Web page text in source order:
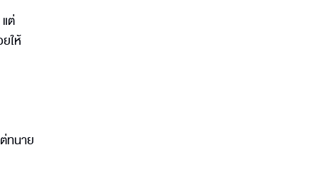
ต่
ให้
ทนาย